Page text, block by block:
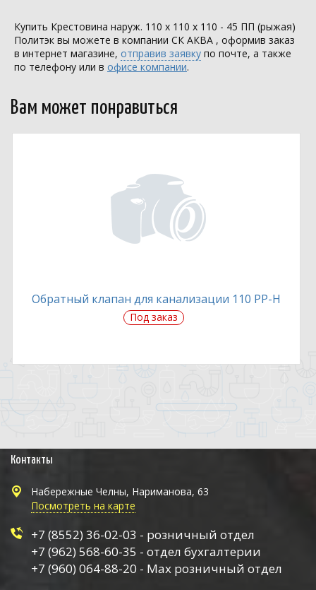
Купить Крестовина наруж. 110 х 110 х 110 - 45 ПП (рыжая)
Политэк вы можете в компании СК АКВА , оформив заказ
в интернет магазине, отправив заявку по почте, а также
по телефону или в офисе компании.
Вам может понравиться
Обратный клапан для канализации 110 PP-H
Под заказ
Контакты
Набережные Челны, Нариманова, 63
Посмотреть на карте
+7 (8552) 36-02-03 - розничный отдел
+7 (962) 568-60-35 - отдел бухгалтерии
+7 (960) 064-88-20 - Max розничный отдел